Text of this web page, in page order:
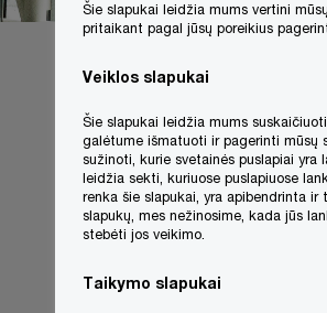
Šie slapukai leidžia mums vertini
pritaikant pagal jūsų poreikius
Veiklos slapukai
Šie slapukai leidžia mums
galėtume išmatuoti ir pagerinti mūsų
sužinoti, kurie svetainės puslapiai yra
leidžia sekti, kuriuose puslapiuose
renka šie slapukai, yra apibendrinta
slapukų, mes nežinosime, kada jūs
stebėti jos veikimo.
Taikymo slapukai